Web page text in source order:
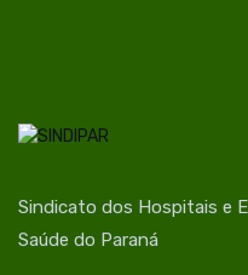
Sindicato dos Hospitais e
Saúde do Paraná